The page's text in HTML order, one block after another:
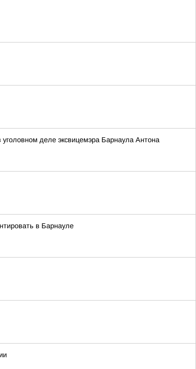
деле эксвицемэра Барнаула Антона
в Барнауле